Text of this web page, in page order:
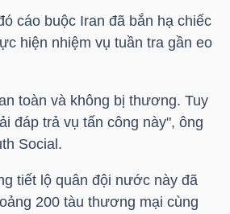
cáo buộc Iran đã bắn hạ chiếc
hiện nhiệm vụ tuần tra gần eo
toàn và không bị thương. Tuy
đáp trả vụ tấn công này", ông
Social.
tiết lộ quân đội nước này đã
200 tàu thương mại cùng